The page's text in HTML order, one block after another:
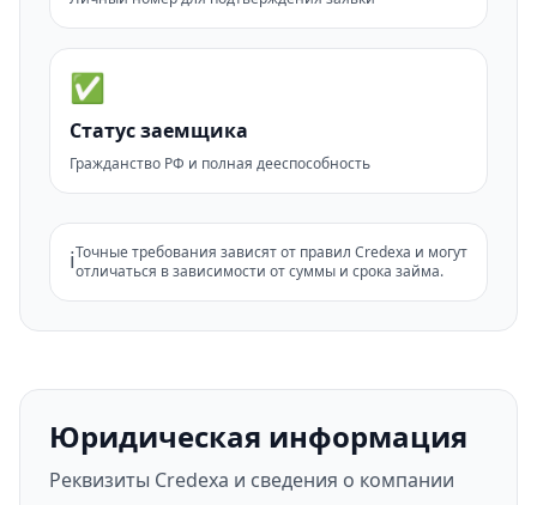
✅
Статус заемщика
Гражданство РФ и полная дееспособность
ℹ️Точные требования зависят от правил Credexa и могут
отличаться в зависимости от суммы и срока займа.
Юридическая информация
Реквизиты Credexa и сведения о компании